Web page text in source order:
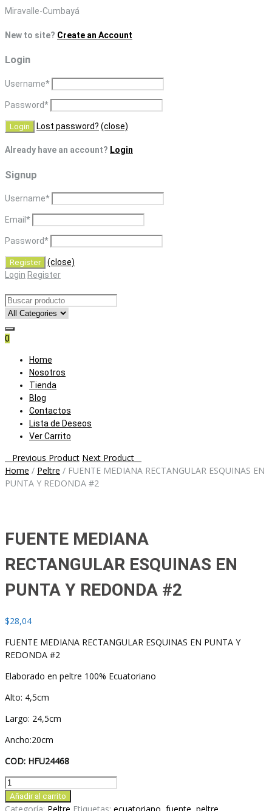
Skip
content
Miravalle-Cumbayá
New to site? Create an Account
Login
Username*
Password*
Lost password? (close)
Already have an account? Login
Signup
Username*
Email *
Password*
(close)
Login Register
0
Skip
content
Home
Nosotros
Tienda
Blog
Contactos
Lista de Deseos
Ver Carrito
Post
navigation
Previous Product Next Product
Home / Peltre / FUENTE MEDIANA RECTANGULAR ESQUINAS EN
PUNTA Y REDONDA #2
FUENTE MEDIANA
RECTANGULAR ESQUINAS EN
PUNTA Y REDONDA #2
$28,04
FUENTE MEDIANA RECTANGULAR ESQUINAS EN PUNTA Y
REDONDA #2
Elaborado en peltre 100% Ecuatoriano
Alto: 4,5cm
Largo: 24,5cm
Ancho:20cm
COD: HFU24468
FUENTE
MEDIANA
RECTANGULAR
Añadir al carrito
Categoría: Peltre Etiquetas: ecuatoriano, fuente, peltre